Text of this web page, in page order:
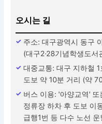
오시는 길
주소: 대구광역시 동구
(대구2·28기념학생도서
대중교통: 대구 지하철
도보 약 10분 거리 (약
버스 이용: '아양교역'
정류장 하차 후 도보 이
급행1번 등 다수 노선 운